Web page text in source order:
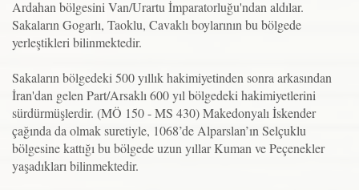
Ardahan bölgesini Van/Urartu İmparatorluğu'ndan aldılar.
Sakaların Gogarlı, Taoklu, Cavaklı boylarının bu bölgede
yerleştikleri bilinmektedir.
Sakaların bölgedeki 500 yıllık hakimiyetinden sonra arkasından
İran'dan gelen Part/Arsaklı 600 yıl bölgedeki hakimiyetlerini
sürdürmüşlerdir. (MÖ 150 - MS 430) Makedonyalı İskender
çağında da olmak suretiyle, 1068’de Alparslan’ın Selçuklu
bölgesine kattığı bu bölgede uzun yıllar Kuman ve Peçenekler
yaşadıkları bilinmektedir.